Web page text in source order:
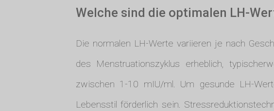
Welche sind die optimalen LH-
Die normalen LH-Werte variieren je nach
des Menstruationszyklus erheblich,
zwischen 1-10 mIU/ml. Um gesunde LH-
Lebensstil förderlich sein.